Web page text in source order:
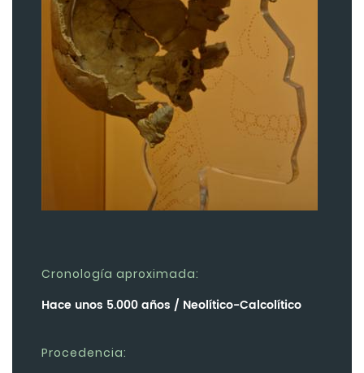
Cronología aproximada:
Hace unos 5.000 años / Neolítico-Calcolítico
Procedencia: